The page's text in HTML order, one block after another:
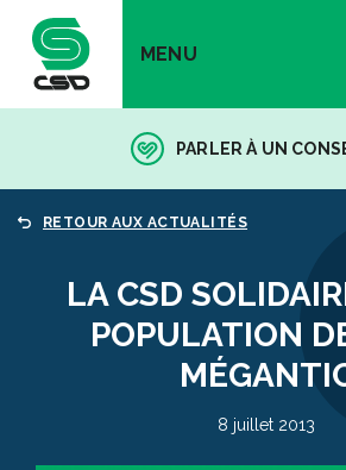
MENU
PARLER À UN
RETOUR AUX ACTUALITÉS
LA CSD
POPULATION
8 juillet 2013